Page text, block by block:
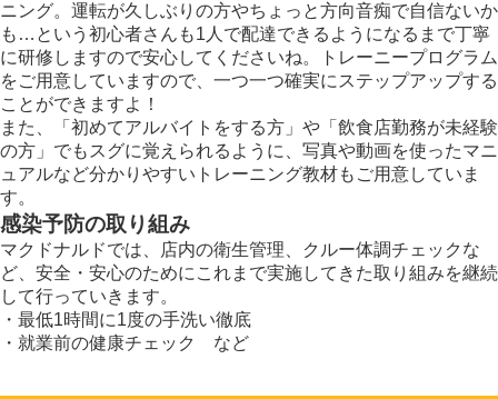
ニング。運転が久しぶりの方やちょっと方向音痴で自信ないか
も…という初心者さんも1人で配達できるようになるまで丁寧
に研修しますので安心してくださいね。トレーニープログラム
をご用意していますので、一つ一つ確実にステップアップする
ことができますよ！
また、「初めてアルバイトをする方」や「飲食店勤務が未経験
の方」でもスグに覚えられるように、写真や動画を使ったマニ
ュアルなど分かりやすいトレーニング教材もご用意していま
す。
感染予防の取り組み
マクドナルドでは、店内の衛生管理、クルー体調チェックな
ど、安全・安心のためにこれまで実施してきた取り組みを継続
して行っていきます。
・最低1時間に1度の手洗い徹底
・就業前の健康チェック など